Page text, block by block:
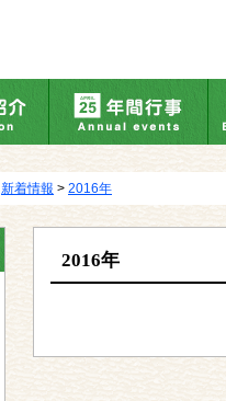
新着情報 > 2016年
2016年